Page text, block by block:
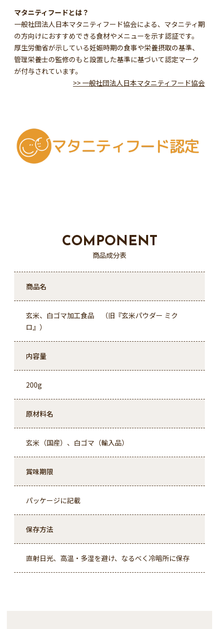
マタニティフードとは？
一般社団法人日本マタニティフード協会による、マタニティ期
の方向けにおすすめできる食材やメニューを示す認証です。
厚生労働省が示している妊娠時期の食事や栄養摂取の基準、
管理栄養士の監修のもと設置した基準に基づいて認定マーク
が付与されています。
>> 一般社団法人日本マタニティフード協会
COMPONENT
商品成分表
商品名
玄米、白ゴマ加工食品 （旧『玄米パウダー ミク
ロ』）
内容量
200g
原材料名
玄米（国産）、白ゴマ（輸入品）
賞味期限
パッケージに記載
保存方法
直射日光、高温・多湿を避け、なるべく冷暗所に保存